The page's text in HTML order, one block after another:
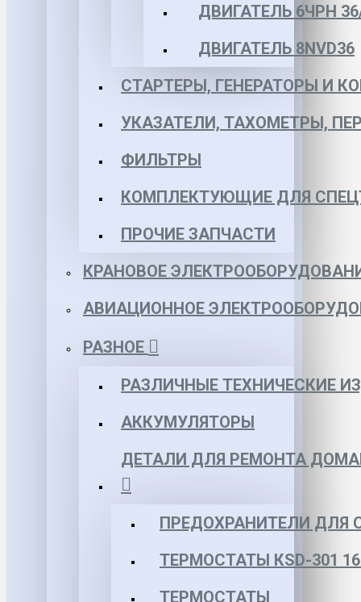
ДВИГАТЕЛЬ 6ЧРН
ДВИГАТЕЛЬ 8NVD36
СТАРТЕРЫ, ГЕНЕРАТОРЫ И
УКАЗАТЕЛИ, ТАХОМЕТРЫ,
ФИЛЬТРЫ
КОМПЛЕКТУЮЩИЕ ДЛЯ
ПРОЧИЕ ЗАПЧАСТИ
КРАНОВОЕ
АВИАЦИОННОЕ
РАЗНОЕ
РАЗЛИЧНЫЕ ТЕХНИЧЕСКИЕ
АККУМУЛЯТОРЫ
ДЕТАЛИ ДЛЯ РЕМОНТА
ПРЕДОХРАНИТЕЛИ ДЛЯ
ТЕРМОСТАТЫ КSD-301
ТЕРМОСТАТЫ